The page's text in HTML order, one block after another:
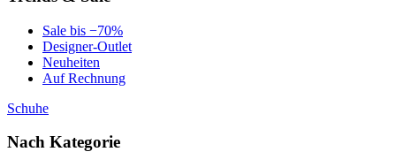
Sale bis −70%
Designer-Outlet
Neuheiten
Auf Rechnung
Schuhe
Nach Kategorie